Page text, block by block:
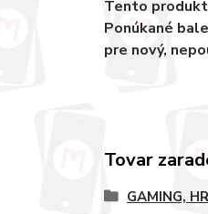
Tento
Ponúkané
pre nový,
Tovar
GAMING,